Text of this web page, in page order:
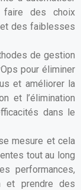
des choix
des faiblesses
de gestion
pour éliminer
et améliorer la
et l’élimination
dans le
mesure et cela
tout au long
performances,
et prendre des